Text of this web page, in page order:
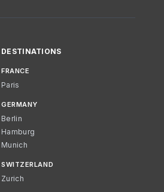
DESTINATIONS
FRANCE
Paris
GERMANY
Berlin
Hamburg
Munich
SWITZERLAND
Zurich